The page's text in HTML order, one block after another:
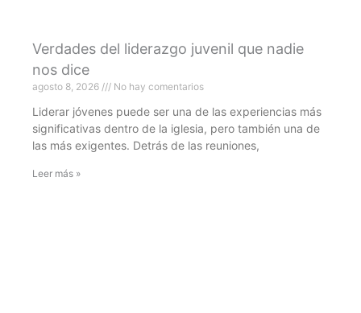
Verdades del liderazgo juvenil que nadie
nos dice
agosto 8, 2026 No hay comentarios
Liderar jóvenes puede ser una de las experiencias más
significativas dentro de la iglesia, pero también una de
las más exigentes. Detrás de las reuniones,
Leer más »